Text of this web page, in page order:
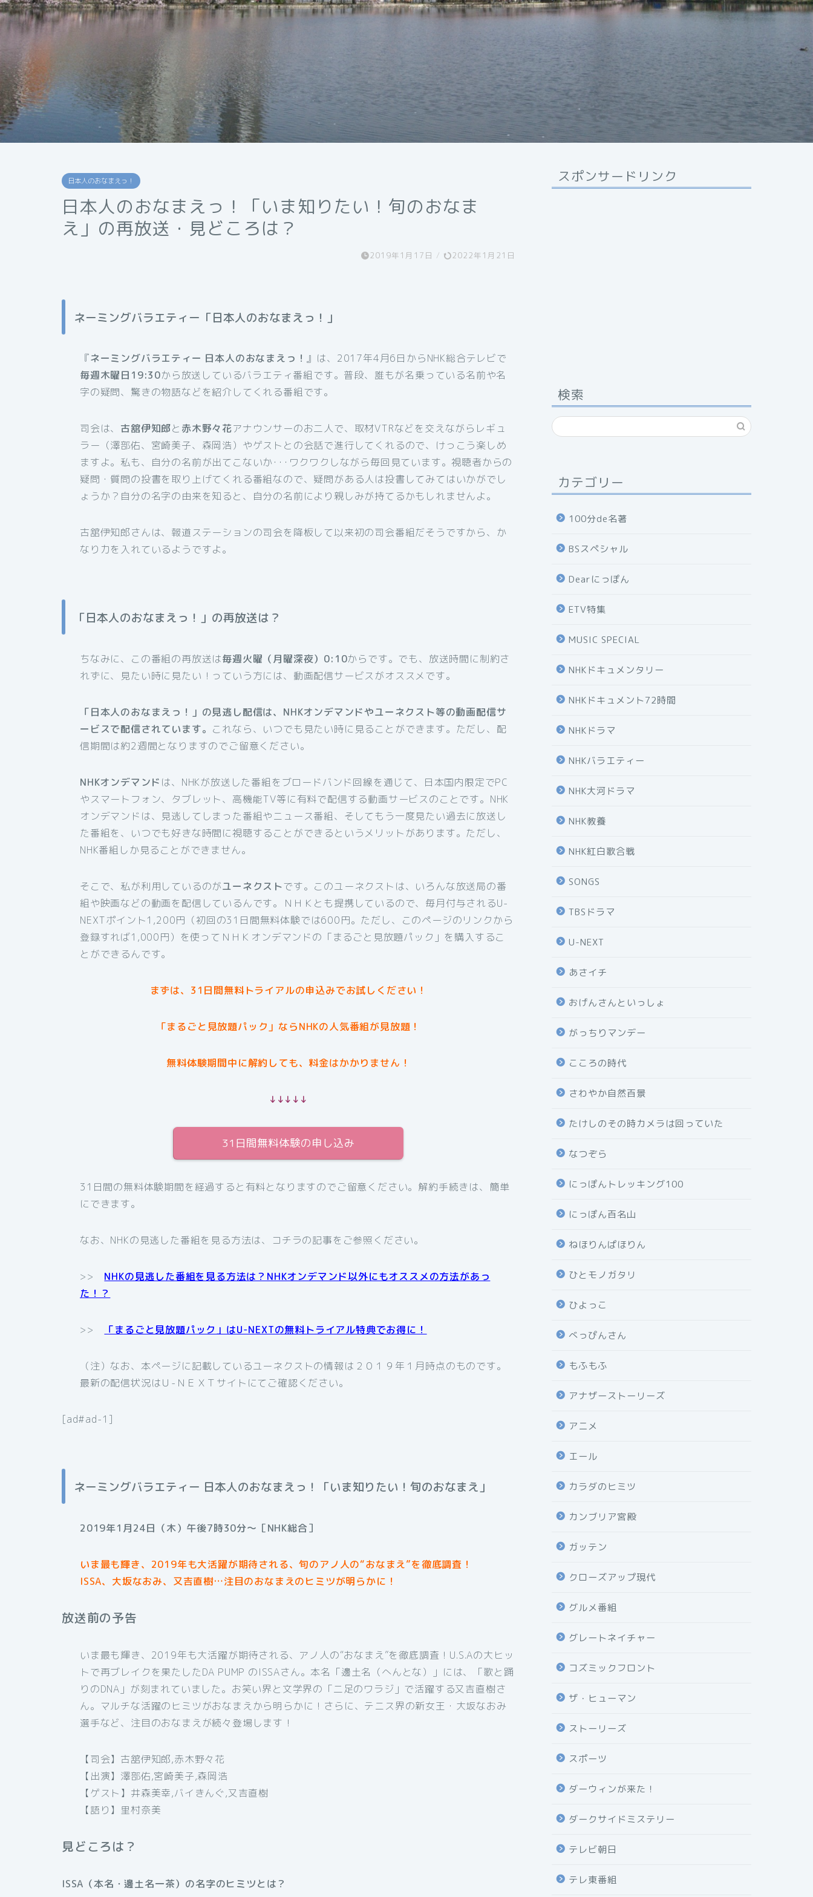
日本人のおなまえっ！
日本人のおなまえっ！「いま知りたい！旬のおなま
え」の再放送・見どころは？
2019年1月17日 / 2022年1月21日
ネーミングバラエティー「日本人のおなまえっ！」
『ネーミングバラエティー 日本人のおなまえっ！ 』は、2017年4月6日からNHK総合テレビで
毎週木曜日19:30から放送しているバラエティ番組です。普段、誰もが名乗っている名前や名
字の疑問、驚きの物語などを紹介してくれる番組です。
司会は、 古舘伊知郎と 赤木野々花アナウンサーのお二人で、取材VTRなどを交えながらレギュ
ラー（澤部佑、宮崎美子、森岡浩）やゲストとの会話で進行してくれるので、けっこう楽しめ
ますよ。私も、自分の名前が出てこないか･･･ワクワクしながら毎回見ています。視聴者からの
疑問・質問の投書を取り上げてくれる番組なので、疑問がある人は投書してみてはいかがでし
ょうか？自分の名字の由来を知ると、自分の名前により親しみが持てるかもしれませんよ。
古舘伊知郎さんは、報道ステーションの司会を降板して以来初の司会番組だそうですから、か
なり力を入れているようですよ。
「日本人のおなまえっ！」の再放送は？
ちなみに、この番組の再放送は毎週火曜（月曜深夜）0:10からです。でも、放送時間に制約さ
れずに、見たい時に見たい！っていう方には、動画配信サービスがオススメです。
「日本人のおなまえっ！」の見逃し配信は、NHKオンデマンドやユーネクスト等の動画配信サ
ービスで配信されています。 これなら、いつでも見たい時に見ることができます。ただし、配
信期間は約2週間となりますのでご留意ください。
NHKオンデマンド は、NHKが放送した番組をブロードバンド回線を通じて、日本国内限定でPC
やスマートフォン、タブレット、高機能TV等に有料で配信する動画サービスのことです。NHK
オンデマンドは、見逃してしまった番組やニュース番組、そしてもう一度見たい過去に放送し
た番組を、いつでも好きな時間に視聴することができるというメリットがあります。ただし、
NHK番組しか見ることができません。
そこで、私が利用しているのがユーネクストです。このユーネクストは、いろんな放送局の番
組や映画などの動画を配信しているんです。ＮＨＫとも提携しているので、毎月付与されるU-
NEXTポイント1,200円（初回の31日間無料体験では600円。ただし、このページのリンクから
登録すれば1,000円）を使ってＮＨＫオンデマンドの「まるごと見放題パック」を購入するこ
とができるんです。
まずは、31日間無料トライアルの申込みでお試しください！
「まるごと見放題パック」ならNHKの人気番組が見放題！
無料体験期間中に解約しても、料金はかかりません！
↓↓↓↓↓
31日間無料体験の申し込み
31日間の無料体験期間を経過すると有料となりますのでご留意ください。解約手続きは、簡単
にできます。
なお、NHKの見逃した番組を見る方法は、コチラの記事をご参照ください。
>> NHKの見逃した番組を見る方法は？NHKオンデマンド以外にもオススメの方法があっ
た！？
>> 「まるごと見放題パック」はU-NEXTの無料トライアル特典でお得に！
（注）なお、本ページに記載しているユーネクストの情報は２０１９年１月時点のものです。
最新の配信状況はＵ-ＮＥＸＴサイトにてご確認ください。
[ad#ad-1]
ネーミングバラエティー 日本人のおなまえっ！「いま知りたい！旬のおなまえ」
2019年1月24日（木）午後7時30分～［NHK総合］
いま最も輝き、2019年も大活躍が期待される、旬のアノ人の“おなまえ”を徹底調査！
ISSA、大坂なおみ、又吉直樹…注目のおなまえのヒミツが明らかに！
放送前の予告
いま最も輝き、2019年も大活躍が期待される、アノ人の“おなまえ”を徹底調査！U.S.Aの大ヒッ
トで再ブレイクを果たしたDA PUMP のISSAさん。本名「邊土名（へんとな）」には、「歌と踊
りのDNA」が刻まれていました。お笑い界と文学界の「二足のワラジ」で活躍する又吉直樹さ
ん。マルチな活躍のヒミツがおなまえから明らかに！さらに、テニス界の新女王・大坂なおみ
選手など、注目のおなまえが続々登場します！
【司会】古舘伊知郎,赤木野々花
【出演】澤部佑,宮崎美子,森岡浩
【ゲスト】井森美幸,バイきんぐ,又吉直樹
【語り】里村奈美
見どころは？
ISSA（本名・邊土名一茶）の名字のヒミツとは？
スポンサードリンク
検索
カテゴリー
100分de名著
BSスペシャル
Dearにっぽん
ETV特集
MUSIC SPECIAL
NHKドキュメンタリー
NHKドキュメント72時間
NHKドラマ
NHKバラエティー
NHK大河ドラマ
NHK教養
NHK紅白歌合戦
SONGS
TBSドラマ
U-NEXT
あさイチ
おげんさんといっしょ
がっちりマンデー
こころの時代
さわやか自然百景
たけしのその時カメラは回っていた
なつぞら
にっぽんトレッキング100
にっぽん百名山
ねほりんぱほりん
ひとモノガタリ
ひよっこ
べっぴんさん
もふもふ
アナザーストーリーズ
アニメ
エール
カラダのヒミツ
カンブリア宮殿
ガッテン
クローズアップ現代
グルメ番組
グレートネイチャー
コズミックフロント
ザ・ヒューマン
ストーリーズ
スポーツ
ダーウィンが来た！
ダークサイドミステリー
テレビ朝日
テレ東番組